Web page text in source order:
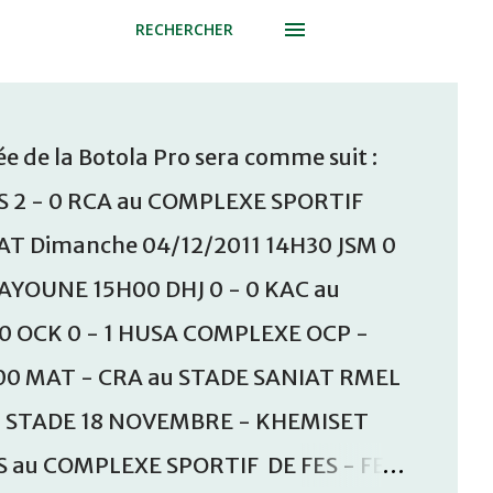
RECHERCHER
de la Botola Pro sera comme suit :
- 0 RCA au COMPLEXE SPORTIF
Dimanche 04/12/2011 14H30 JSM 0
15H00 DHJ 0 - 0 KAC au
OCK 0 - 1 HUSA COMPLEXE OCP -
MAT - CRA au STADE SANIAT RMEL
18 NOVEMBRE - KHEMISET
COMPLEXE SPORTIF DE FES - FES